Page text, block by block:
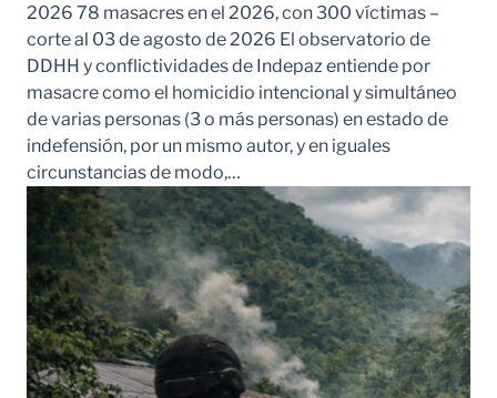
2026 78 masacres en el 2026, con 300 víctimas –
corte al 03 de agosto de 2026 El observatorio de
DDHH y conflictividades de Indepaz entiende por
masacre como el homicidio intencional y simultáneo
de varias personas (3 o más personas) en estado de
indefensión, por un mismo autor, y en iguales
circunstancias de modo,…